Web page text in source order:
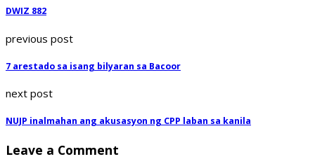
DWIZ 882
previous post
7 arestado sa isang bilyaran sa Bacoor
next post
NUJP inalmahan ang akusasyon ng CPP laban sa kanila
Leave a Comment